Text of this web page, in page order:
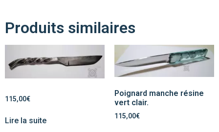
Produits similaires
115,00€
Lire la suite
Poignard manche résine
vert clair.
115,00€